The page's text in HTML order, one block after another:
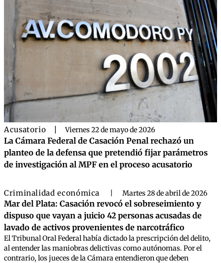
Acusatorio Viernes 22 de mayo de 2026
La Cámara Federal de Casación Penal rechazó un
planteo de la defensa que pretendió fijar parámetros
de investigación al MPF en el proceso acusatorio
Criminalidad económica Martes 28 de abril de 2026
Mar del Plata: Casación revocó el sobreseimiento y
dispuso que vayan a juicio 42 personas acusadas de
lavado de activos provenientes de narcotráfico
El Tribunal Oral Federal había dictado la prescripción del delito,
al entender las maniobras delictivas como autónomas. Por el
contrario, los jueces de la Cámara entendieron que deben